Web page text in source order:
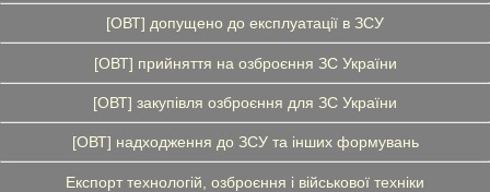
[ОВТ] допущено до експлуатації в ЗСУ
[ОВТ] прийняття на озброєння ЗС України
[ОВТ] закупівля озброєння для ЗС України
[ОВТ] надходження до ЗСУ та інших формувань
Експорт технологій, озброєння і військової техніки